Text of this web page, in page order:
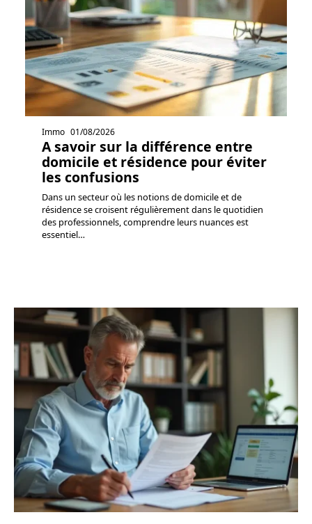
Immo 01/08/2026
A savoir sur la différence entre
domicile et résidence pour éviter
les confusions
Dans un secteur où les notions de domicile et de
résidence se croisent régulièrement dans le quotidien
des professionnels, comprendre leurs nuances est
essentiel…